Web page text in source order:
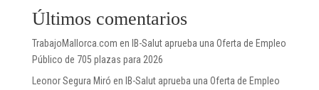
Últimos comentarios
TrabajoMallorca.com en IB-Salut aprueba una Oferta de Empleo
Público de 705 plazas para 2026
Leonor Segura Miró en IB-Salut aprueba una Oferta de Empleo